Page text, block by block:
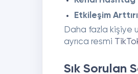
Etkileşim
Daha fazla kişiye
ayrıca resmi
Sık Sorulan